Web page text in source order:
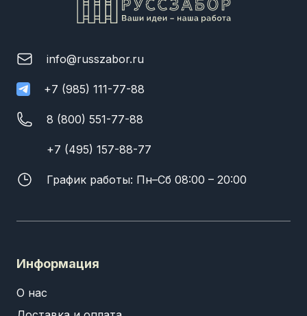
info@russzabor.ru
+7 (985) 111-77-88
8 (800) 551-77-88
+7 (495) 157-88-77
График работы: Пн–Сб 08:00 – 20:00
Информация
О нас